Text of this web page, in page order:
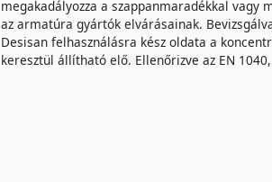
megakadályozza a szappanmaradékkal
az armatúra gyártók elvárásainak.
Desisan felhasználásra kész oldata a
keresztül állítható elő. Ellenőrizve az EN